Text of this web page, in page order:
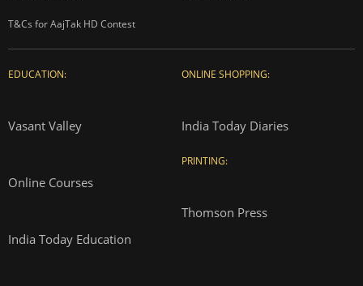
T&Cs for AajTak HD Contest
EDUCATION:
Vasant Valley
Online Courses
India Today Education
ONLINE SHOPPING:
India Today Diaries
PRINTING:
Thomson Press